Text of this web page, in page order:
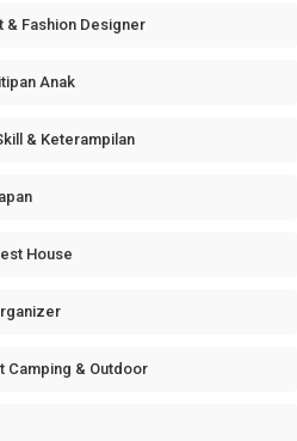
& Fashion Designer
Anak
& Keterampilan
House
Camping & Outdoor